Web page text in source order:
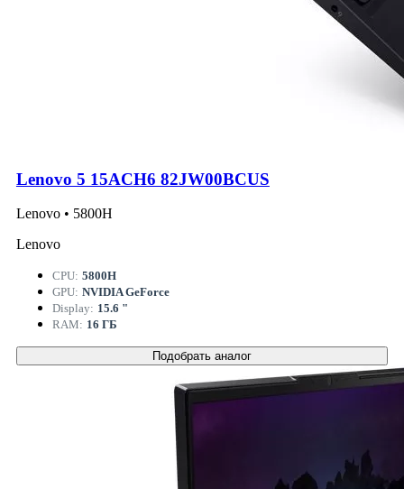
Lenovo 5 15ACH6 82JW00BCUS
Lenovo • 5800H
Lenovo
CPU: 5800H
GPU: NVIDIA GeForce
Display: 15.6 "
RAM: 16 ГБ
Подобрать аналог